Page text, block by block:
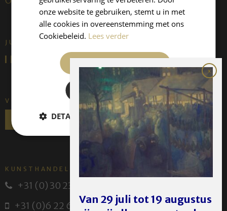
JUFFERMANS FINE ART IS:
VOLG ONS
KUNSTHANDEL JUFFERMANS
+31 (0) 30 231 14 63
+31 (0)6 22 614 582
Van 29 juli tot 19 augustus
onze website te gebruiken, stemt u in met
alle cookies in overeenstemming met ons
Cookiebeleid. Lees verder
ALLES AFWIJZEN
DETAILS WEERGEVEN